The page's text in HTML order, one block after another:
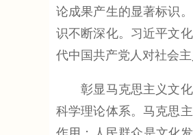
论成果产生的显著标识
识不断深化。习近平文
代中国共产党人对社会
彰显马克思主义文化
科学理论体系。马克思